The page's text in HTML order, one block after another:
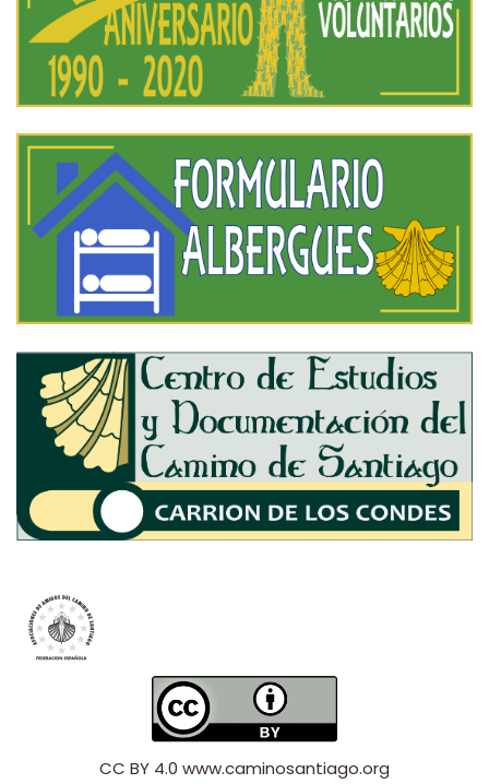
CC BY 4.0 www.caminosantiago.org